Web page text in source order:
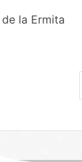
la Ermita